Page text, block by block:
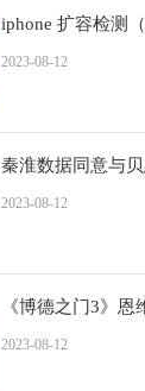
iphone 扩容检测
2023-08-12
秦淮数据同意与
2023-08-12
《博德之门3》
2023-08-12